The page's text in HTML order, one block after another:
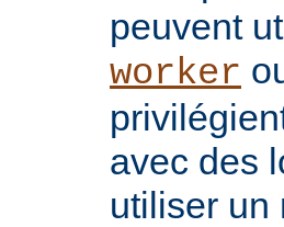
peuvent
worker
avec des
utiliser